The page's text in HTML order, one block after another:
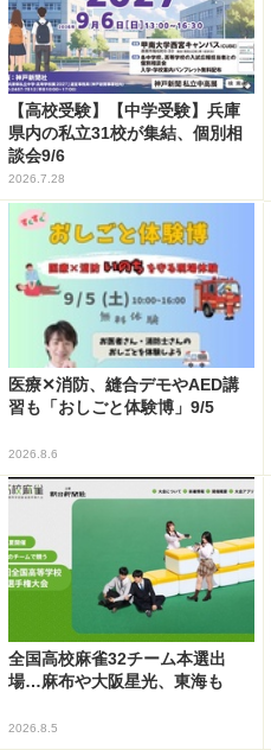
【高校受験】【中学受験】兵庫
県内の私立31校が集結、個別相
談会9/6
2026.7.28
医療✕消防、縫合デモやAED講
習も「おしごと体験博」9/5
2026.8.6
全国高校麻雀32チーム本選出
場…麻布や大阪星光、東海も
2026.8.5